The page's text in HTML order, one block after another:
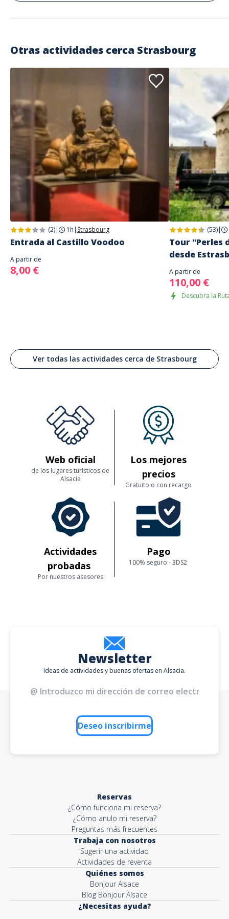
Otras actividades cerca Strasbourg
(2)| 1h | Strasbourg
Entrada al Castillo Voodoo
A partir de
8,00 €
(53)|
Tour "Perles
desde
A partir de
110,00 €
Descubra la
Ver todas las actividades cerca de Strasbourg
Web oficial
de los lugares turísticos de
Alsacia
Los mejores
precios
Gratuito o con recargo
Actividades
probadas
Por nuestros asesores
Pago
100% seguro - 3DS2
Newsletter
Ideas de actividades y buenas ofertas en Alsacia.
Deseo inscribirme
Reservas
¿Cómo funciona mi reserva?
¿Cómo anulo mi reserva?
Preguntas más frecuentes
Trabaja con nosotros
Sugerir una actividad
Actividades de reventa
Quiénes somos
Bonjour Alsace
Blog Bonjour Alsace
¿Necesitas ayuda?